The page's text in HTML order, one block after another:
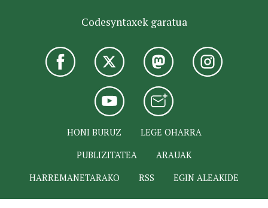
Codesyntaxek garatua
HONI BURUZ
LEGE OHARRA
PUBLIZITATEA
ARAUAK
HARREMANETARAKO
RSS EGIN ALEAKIDE